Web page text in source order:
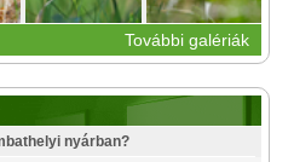
További galériák
nyárban?